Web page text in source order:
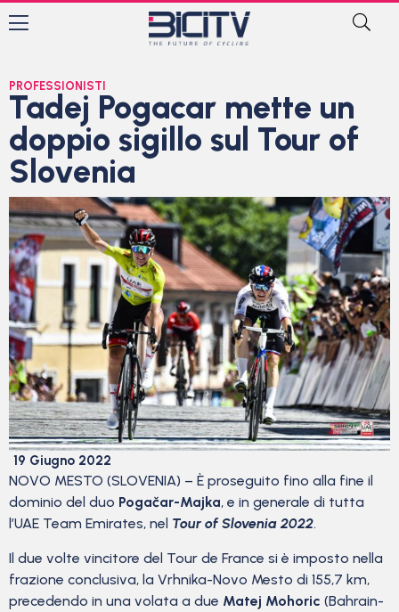
PROFESSIONISTI
Tadej Pogacar mette un
doppio sigillo sul Tour of
Slovenia
19 Giugno 2022
NOVO MESTO (SLOVENIA) – È proseguito fino alla fine il
dominio del duo Pogačar-Majka, e in generale di tutta
l’UAE Team Emirates, nel Tour of Slovenia 2022.
Il due volte vincitore del Tour de France si è imposto nella
frazione conclusiva, la Vrhnika-Novo Mesto di 155,7 km,
precedendo in una volata a due Matej Mohoric (Bahrain-